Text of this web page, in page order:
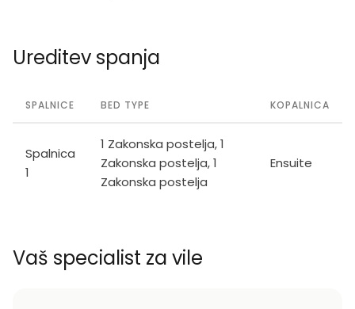
Ureditev spanja
SPALNICE BED TYPE KOPALNICA
Spalnica
1
1 Zakonska postelja, 1
Zakonska postelja, 1
Zakonska postelja
Ensuite
Vaš specialist za vile